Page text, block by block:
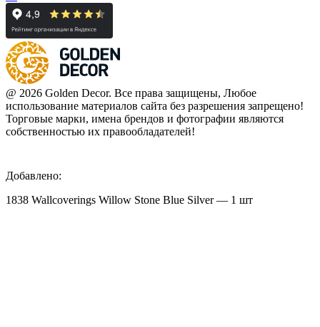
@ 2026 Golden Decor. Все права защищены, Любое
использование материалов сайта без разрешения запрещено!
Торговые марки, имена брендов и фотографии являются
собственностью их правообладателей!
Добавлено:
1838 Wallcoverings Willow Stone Blue Silver — 1 шт